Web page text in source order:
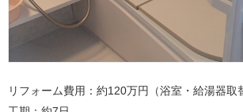
リフォーム費用
約120万円（浴室・給湯器取